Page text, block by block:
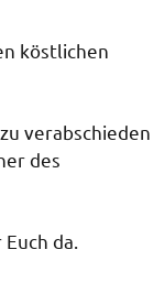
köstlichen
verabschieden
des
da.